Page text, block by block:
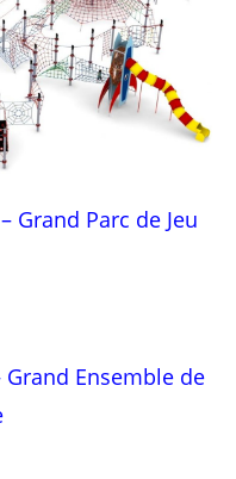
Grand Parc de Jeu
Aventure –
Ensemble de